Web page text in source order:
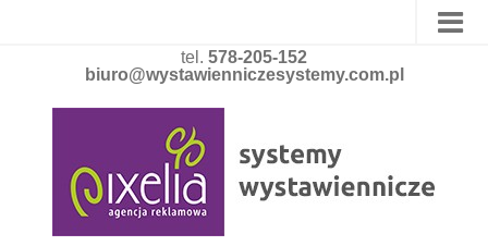
tel. 578-205-152
biuro@wystawienniczesystemy.com.pl